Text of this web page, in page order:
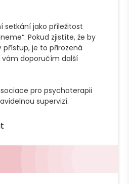
setkání jako příležitost
Pokud zjistíte, že by
přístup, je to přirozená
vám doporučím další
pro psychoterapii